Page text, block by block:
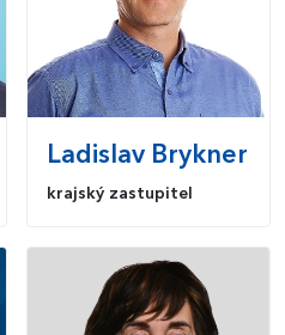
Ladislav Brykner
krajský zastupitel